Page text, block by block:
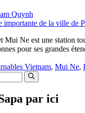
Quynh
Mui Ne est une station
pour ses grandes
Vietnam, Mui Ne,
par ici